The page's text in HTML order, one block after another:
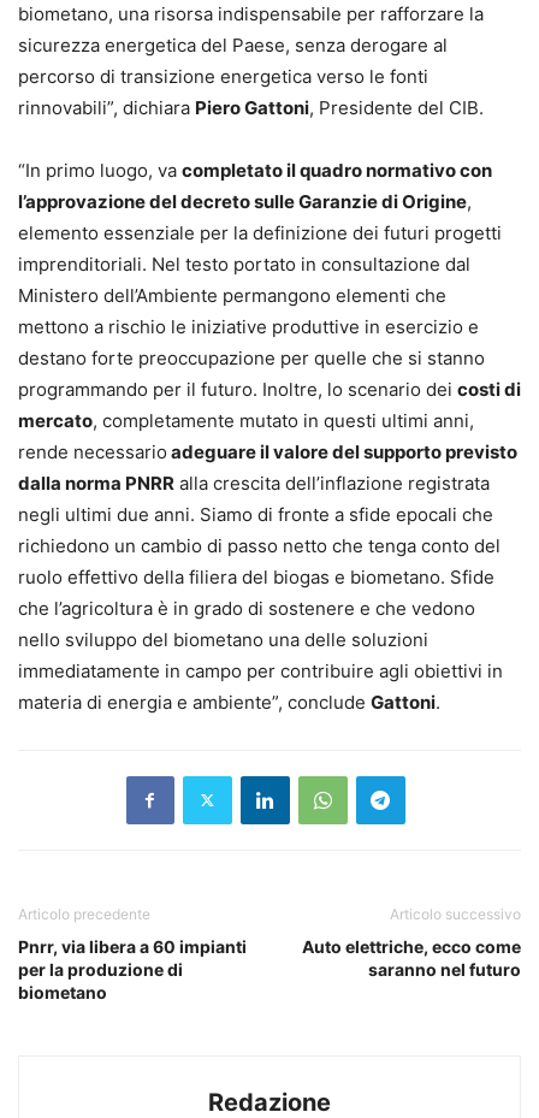
biometano, una risorsa indispensabile per rafforzare la
sicurezza energetica del Paese, senza derogare al
percorso di transizione energetica verso le fonti
rinnovabili”, dichiara Piero Gattoni, Presidente del CIB.
“In primo luogo, va completato il quadro normativo con
l’approvazione del decreto sulle Garanzie di Origine,
elemento essenziale per la definizione dei futuri progetti
imprenditoriali. Nel testo portato in consultazione dal
Ministero dell’Ambiente permangono elementi che
mettono a rischio le iniziative produttive in esercizio e
destano forte preoccupazione per quelle che si stanno
programmando per il futuro. Inoltre, lo scenario dei costi di
mercato, completamente mutato in questi ultimi anni,
rende necessario adeguare il valore del supporto previsto
dalla norma PNRR alla crescita dell’inflazione registrata
negli ultimi due anni. Siamo di fronte a sfide epocali che
richiedono un cambio di passo netto che tenga conto del
ruolo effettivo della filiera del biogas e biometano. Sfide
che l’agricoltura è in grado di sostenere e che vedono
nello sviluppo del biometano una delle soluzioni
immediatamente in campo per contribuire agli obiettivi in
materia di energia e ambiente”, conclude Gattoni.
Articolo precedente
Pnrr, via libera a 60 impianti
per la produzione di
biometano
Articolo successivo
Auto elettriche, ecco come
saranno nel futuro
Redazione